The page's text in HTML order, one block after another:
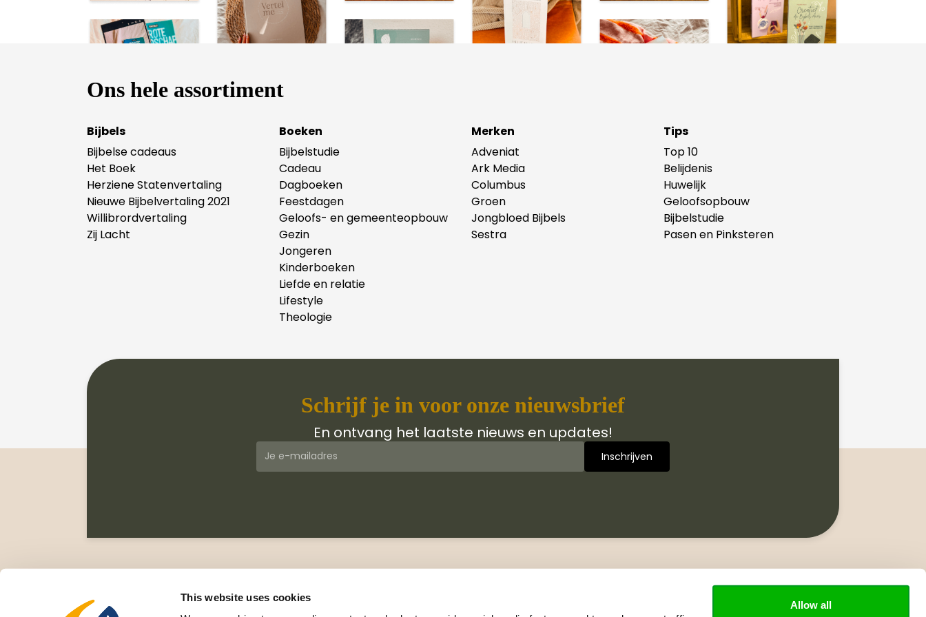
This website uses cookies
Allow all
Ons hele assortiment
Bijbels
Bijbelse cadeaus
Het Boek
Herziene Statenvertaling
Nieuwe Bijbelvertaling 2021
Willibrordvertaling
Zij Lacht
Boeken
Bijbelstudie
Cadeau
Dagboeken
Feestdagen
Geloofs- en gemeenteopbouw
Gezin
Jongeren
Kinderboeken
Liefde en relatie
Lifestyle
Theologie
Merken
Adveniat
Ark Media
Columbus
Groen
Jongbloed Bijbels
Sestra
Tips
Top 10
Belijdenis
Huwelijk
Geloofsopbouw
Bijbelstudie
Pasen en Pinksteren
Schrijf je in voor onze nieuwsbrief
En ontvang het laatste nieuws en updates!
Veelgestelde vragen
Wie zijn wij